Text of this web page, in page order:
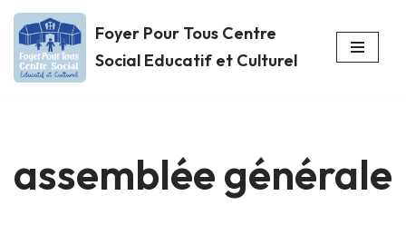
Aller
au
Foyer Pour Tous Centre
Social Educatif et Culturel
assemblée générale